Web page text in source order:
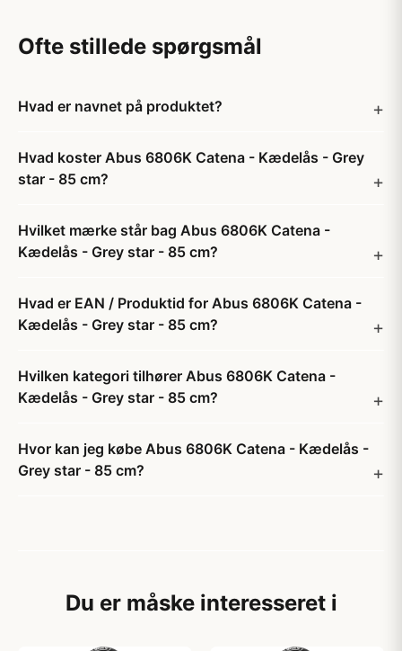
Ofte stillede spørgsmål
Hvad er navnet på produktet?
Hvad koster Abus 6806K Catena - Kædelås - Grey
star - 85 cm?
Hvilket mærke står bag Abus 6806K Catena -
Kædelås - Grey star - 85 cm?
Hvad er EAN / Produktid for Abus 6806K Catena -
Kædelås - Grey star - 85 cm?
Hvilken kategori tilhører Abus 6806K Catena -
Kædelås - Grey star - 85 cm?
Hvor kan jeg købe Abus 6806K Catena - Kædelås -
Grey star - 85 cm?
Du er måske interesseret i